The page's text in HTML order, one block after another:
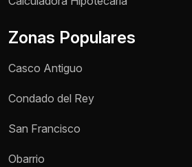
Zonas Populares
Casco Antiguo
Condado del Rey
San Francisco
Obarrio